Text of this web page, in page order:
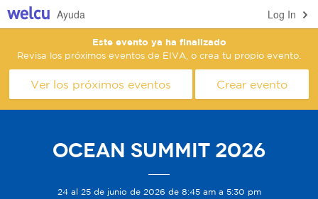
Log In
Ayuda
Este evento ya ha finalizado
Revisa los próximos eventos de EIVA, o crea tu propio evento.
Ver los próximos eventos Crear evento
Ocean Summit 2026
24 al 25 de junio de 2026 de 8:45 am a 5:30 pm